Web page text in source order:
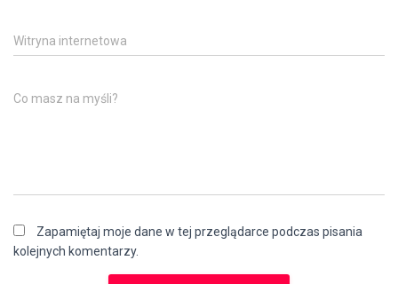
Witryna internetowa
Co masz na myśli?
Zapamiętaj moje dane w tej przeglądarce podczas pisania
kolejnych komentarzy.